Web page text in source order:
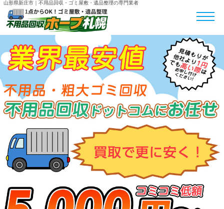
山形県新庄市｜不用品回収・ゴミ屋敷・遺品整理の専門業者